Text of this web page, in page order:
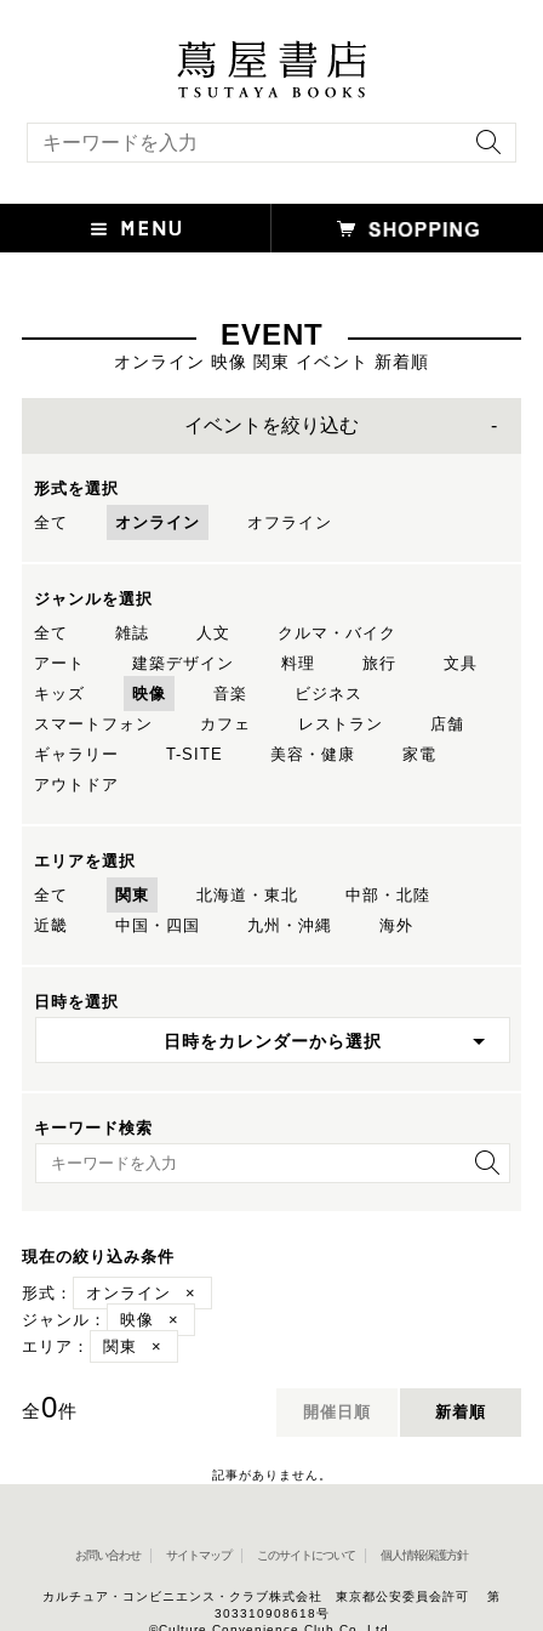
EVENT
オンライン 映像 関東 イベント 新着順
イベントを絞り込む
形式を選択
全て
オンライン オフライン
ジャンルを選択
全て
雑誌 人文
クルマ・バイク
アート
建築デザイン 料理 旅行
文具
キッズ
映像 音楽
ビジネス
スマートフォン
カフェ レストラン
店舗
ギャラリー
T-SITE 美容・健康
家電
アウトドア
エリアを選択
全て
関東 北海道・東北
中部・北陸
近畿
中国・四国 九州・沖縄 海外
日時を選択
日時をカレンダーから選択
キーワード検索
キーワード検索
現在の絞り込み条件
形式：
オンライン
×
ジャンル：
映像
×
エリア：
関東 ×
全0件 開催日順 新着順
記事がありません。
お問い合わせ サイトマップ このサイトについて 個人情報保護方針
カルチュア・コンビニエンス・クラブ株式会社 東京都公安委員会許可 第
303310908618号